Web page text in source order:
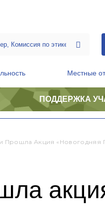
Местные
ПОДДЕРЖКА
Прошла Акция «Новогодняя